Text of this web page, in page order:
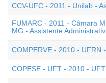
CCV-UFC - 2011 - Unilab -
FUMARC - 2011 - Câmara
MG - Assistente
COMPERVE - 2010 - UFRN
COPESE - UFT - 2010 -